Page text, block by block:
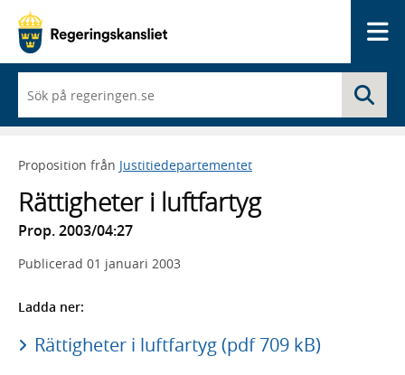
du
börjar
skriva
framträder
lista
med
sökförslag
Proposition från Justitiedepartementet
Rättigheter i luftfartyg
Prop. 2003/04:27
Publicerad 01 januari 2003
Ladda ner:
Rättigheter i luftfartyg (pdf 709 kB)